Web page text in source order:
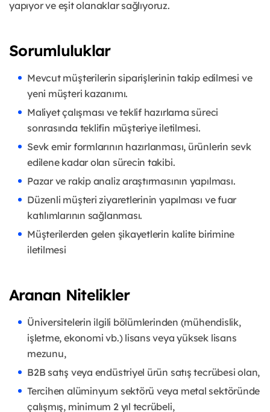
yapıyor ve eşit olanaklar sağlıyoruz.
Sorumluluklar
Mevcut müşterilerin siparişlerinin takip edilmesi ve
yeni müşteri kazanımı.
Maliyet çalışması ve teklif hazırlama süreci
sonrasında teklifin müşteriye iletilmesi.
Sevk emir formlarının hazırlanması, ürünlerin sevk
edilene kadar olan sürecin takibi.
Pazar ve rakip analiz araştırmasının yapılması.
Düzenli müşteri ziyaretlerinin yapılması ve fuar
katılımlarının sağlanması.
Müşterilerden gelen şikayetlerin kalite birimine
iletilmesi
Aranan Nitelikler
Üniversitelerin ilgili bölümlerinden (mühendislik,
işletme, ekonomi vb.) lisans veya yüksek lisans
mezunu,
B2B satış veya endüstriyel ürün satış tecrübesi olan,
Tercihen alüminyum sektörü veya metal sektöründe
çalışmış, minimum 2 yıl tecrübeli,